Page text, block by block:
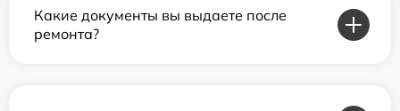
Какие документы вы выдаете после
ремонта?